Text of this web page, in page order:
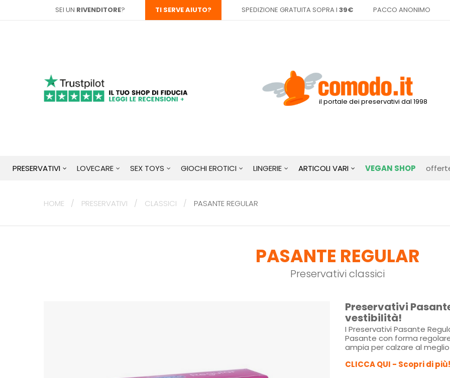
SEI UN RIVENDITORE? TI SERVE AIUTO? SPEDIZIONE GRATUITA SOPRA I 39€ PACCO ANONIMO
il portale dei preservativi dal 1998
PRESERVATIVI LOVECARE SEX TOYS GIOCHI EROTICI LINGERIE ARTICOLI VARI VEGAN SHOP
HOME PRESERVATIVI CLASSICI PASANTE REGULAR
PASANTE REGULAR
Preservativi classici
Preservativi
vestibilità!
I Preservativi Pasante
Pasante con forma
ampia per calzare al
CLICCA QUI - Scopri di più!